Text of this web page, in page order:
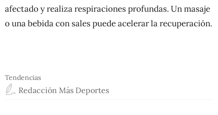
afectado y realiza respiraciones profundas. Un masaje
o una bebida con sales puede acelerar la recuperación.
Tendencias
Redacción Más Deportes